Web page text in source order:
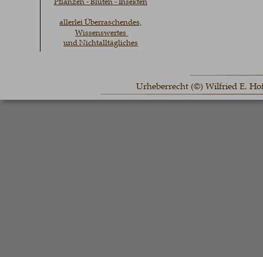
allerlei Überraschendes,
Wissenswertes
und Nichtalltägliches
Urheberrecht (©) Wilfried E.